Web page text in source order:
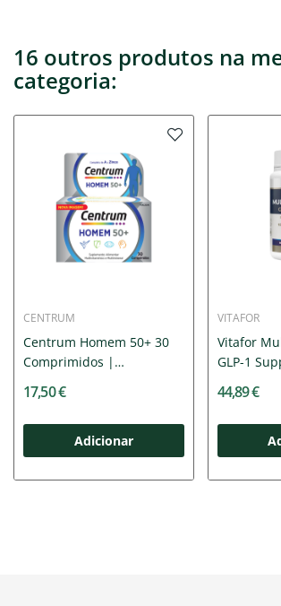
16 outros produtos na
categoria:
CENTRUM
Centrum Homem 50+ 30
Comprimidos |
17,50 €
Adicionar
VITAFOR
Vitafor
GLP-1
44,89 €